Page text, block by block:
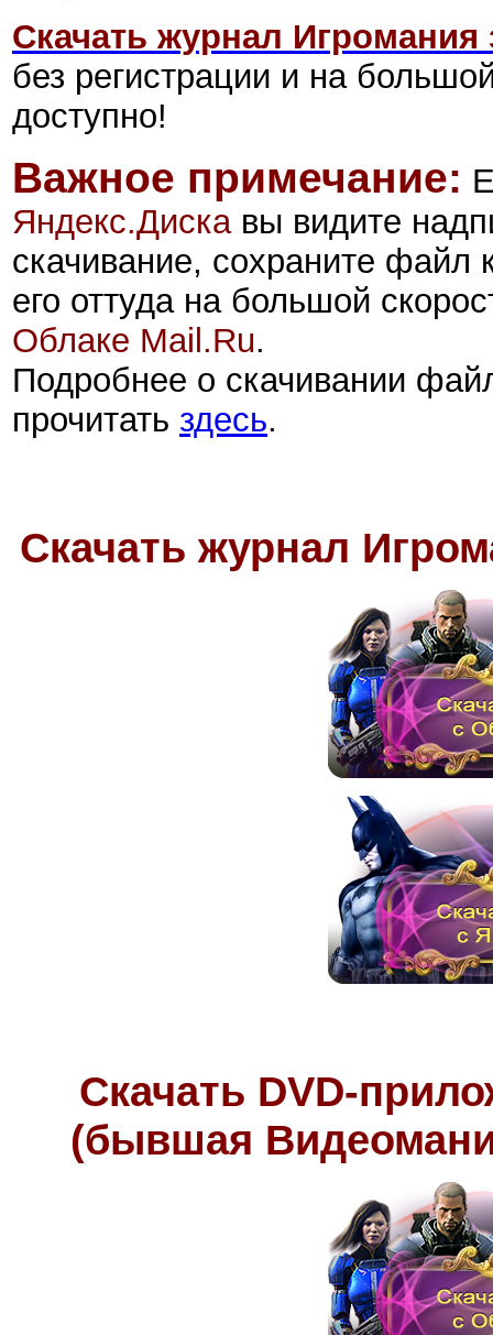
Скачать журнал Игромания
без регистрации и на
доступно!
Важное примечание:
Яндекс.Дискавы видите
скачивание, сохраните файл
его оттуда на большой
Облаке Mail.Ru.
Подробнее о скачивании
прочитать здесь.
Скачать журнал
Скачать DVD-
(бывшая